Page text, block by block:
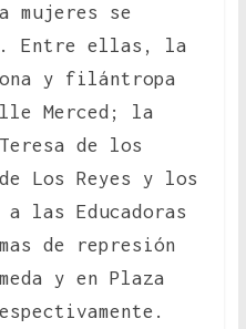
mujeres se
Entre ellas, la
y filántropa
Merced; la
de los
Los Reyes y los
a las Educadoras
de represión
y en Plaza